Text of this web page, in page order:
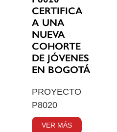
CERTIFICA
A UNA
NUEVA
COHORTE
DE JÓVENES
EN BOGOTÁ
PROYECTO
P8020
VER MÁS